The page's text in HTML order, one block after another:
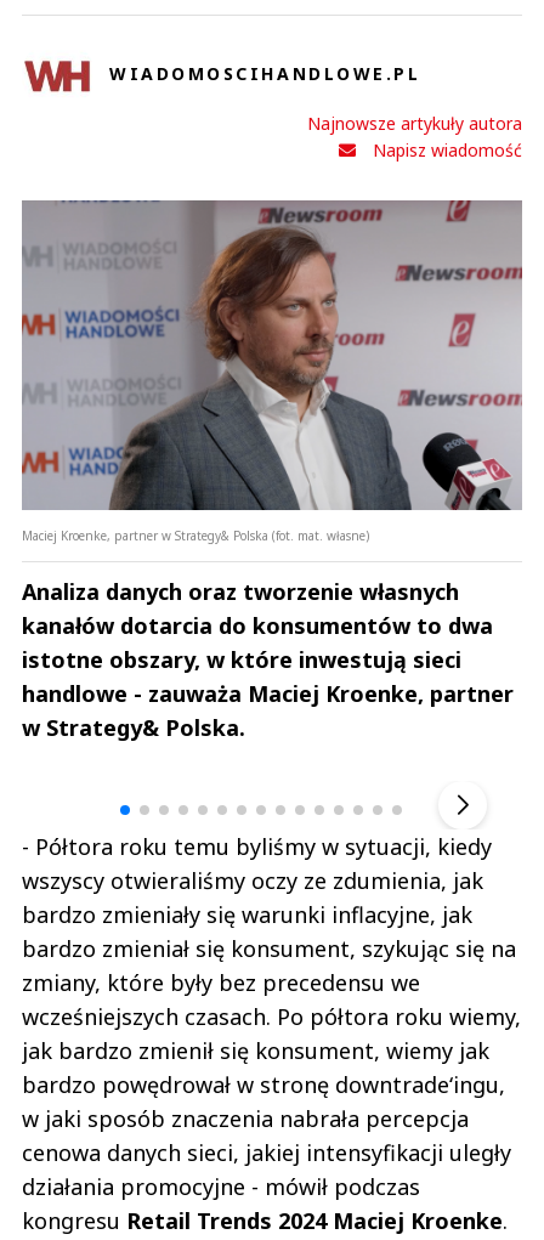
WIADOMOSCIHANDLOWE.PL
Najnowsze artykuły autora
Napisz wiadomość
Maciej Kroenke, partner w Strategy& Polska (fot. mat. własne)
Analiza danych oraz tworzenie własnych
kanałów dotarcia do konsumentów to dwa
istotne obszary, w które inwestują sieci
handlowe - zauważa Maciej Kroenke, partner
w Strategy& Polska.
- Półtora roku temu byliśmy w sytuacji, kiedy
wszyscy otwieraliśmy oczy ze zdumienia, jak
bardzo zmieniały się warunki inflacyjne, jak
bardzo zmieniał się konsument, szykując się na
zmiany, które były bez precedensu we
wcześniejszych czasach. Po półtora roku wiemy,
jak bardzo zmienił się konsument, wiemy jak
bardzo powędrował w stronę downtrade‘ingu,
w jaki sposób znaczenia nabrała percepcja
cenowa danych sieci, jakiej intensyfikacji uległy
działania promocyjne - mówił podczas
kongresu Retail Trends 2024 Maciej Kroenke.